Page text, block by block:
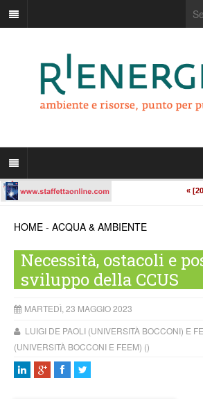
HOME - ACQUA & AMBIENTE
Necessità, ostacoli e
sviluppo della CCUS
MARTEDÌ, 23 MAGGIO 2023
LUIGI DE PAOLI (UNIVERSITÀ BOCCONI) E
(UNIVERSITÀ BOCCONI E FEEM) ()